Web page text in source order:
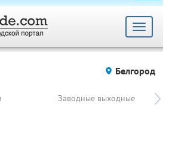
Toggle
Белгород
Заводные выходные